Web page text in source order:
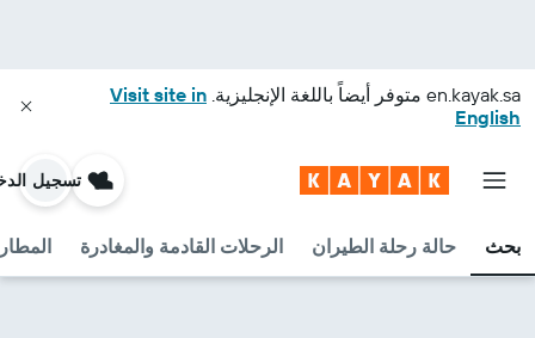
en.kayak.sa متوفر أيضاً باللغة الإنجليزية. Visit site in
English
بحث حالة رحلة الطيران الرحلات القادمة والمغادرة
تسجيل